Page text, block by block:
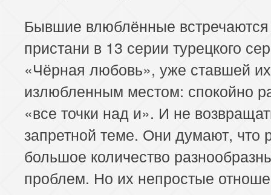
Бывшие влюблённые
пристани в 13 серии турецкого
«Чёрная любовь», уже ставшей их
излюбленным местом: спокойно
«все точки над и». И не
запретной теме. Они думают, что
большое количество
проблем. Но их непростые